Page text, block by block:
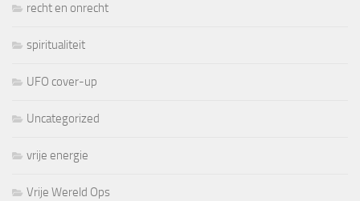
recht en onrecht
spiritualiteit
UFO cover-up
Uncategorized
vrije energie
Vrije Wereld Ops